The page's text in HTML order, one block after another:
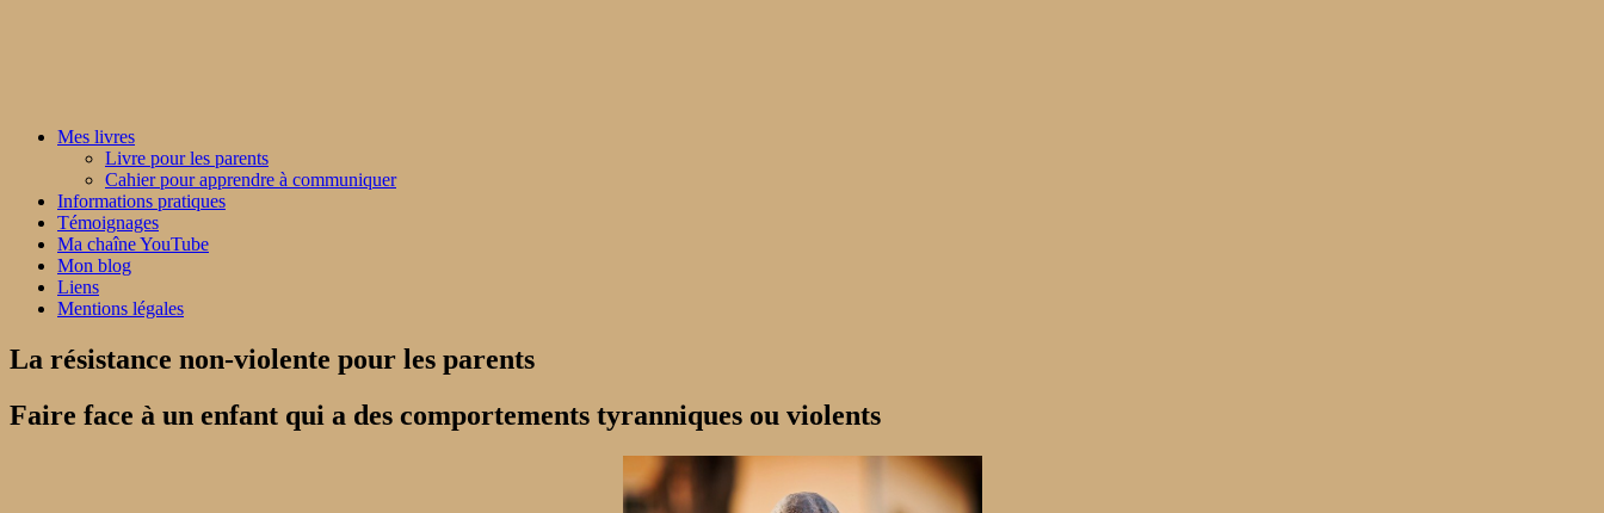
Mes livres
Livre pour les parents
Cahier pour apprendre à communiquer
Informations pratiques
Témoignages
Ma chaîne YouTube
Mon blog
Liens
Mentions légales
La résistance non-violente pour les parents
Faire face à un enfant qui a des comportements tyranniques ou violents